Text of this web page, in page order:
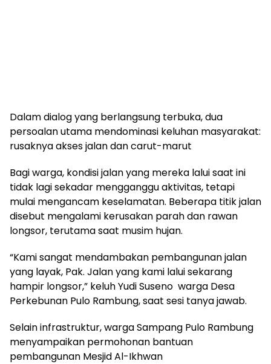
Dalam dialog yang berlangsung terbuka, dua
persoalan utama mendominasi keluhan masyarakat:
rusaknya akses jalan dan carut-marut
Bagi warga, kondisi jalan yang mereka lalui saat ini
tidak lagi sekadar mengganggu aktivitas, tetapi
mulai mengancam keselamatan. Beberapa titik jalan
disebut mengalami kerusakan parah dan rawan
longsor, terutama saat musim hujan.
“Kami sangat mendambakan pembangunan jalan
yang layak, Pak. Jalan yang kami lalui sekarang
hampir longsor,” keluh Yudi Suseno warga Desa
Perkebunan Pulo Rambung, saat sesi tanya jawab.
Selain infrastruktur, warga Sampang Pulo Rambung
menyampaikan permohonan bantuan
pembangunan Mesjid Al-Ikhwan